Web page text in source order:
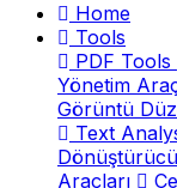
Home
Tools
PDF Tools
Yönetim
Görüntü
Text
Araçları